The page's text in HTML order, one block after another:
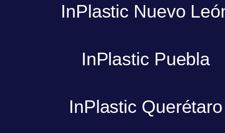
InPlastic Nuevo
InPlastic Puebla
InPlastic Querétaro